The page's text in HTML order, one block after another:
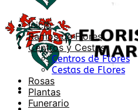
Inicio
Ramos de Flores
Centros y Cestas
Centros de Flores
Cestas de Flores
Rosas
Plantas
Funerario